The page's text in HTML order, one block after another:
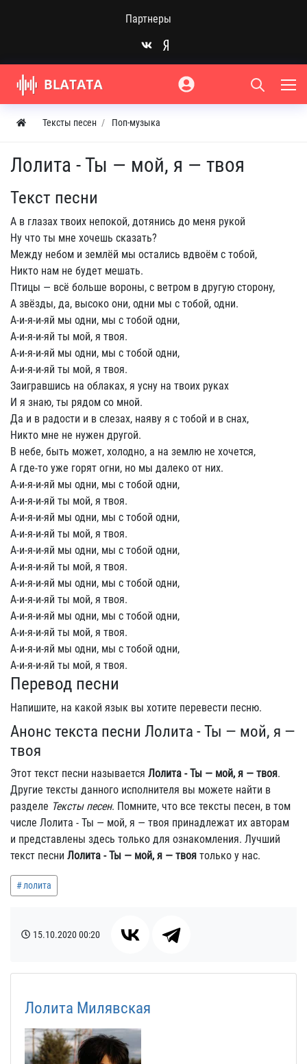
Партнеры
Тексты песен Поп-музыка
Лолита - Ты — мой, я — твоя
Текст песни
А в глазах твоих непокой, дотянись до меня рукой
Ну что ты мне хочешь сказать?
Между небом и землёй мы остались вдвоём с тобой,
Никто нам не будет мешать.
Птицы — всё больше вороны, с ветром в другую сторону,
А звёзды, да, высоко они, одни мы с тобой, одни.
А-и-я-и-яй мы одни, мы с тобой одни,
А-и-я-и-яй ты мой, я твоя.
А-и-я-и-яй мы одни, мы с тобой одни,
А-и-я-и-яй ты мой, я твоя.
Заигравшись на облаках, я усну на твоих руках
И я знаю, ты рядом со мной.
Да и в радости и в слезах, наяву я с тобой и в снах,
Никто мне не нужен другой.
В небе, быть может, холодно, а на землю не хочется,
А где-то уже горят огни, но мы далеко от них.
А-и-я-и-яй мы одни, мы с тобой одни,
А-и-я-и-яй ты мой, я твоя.
А-и-я-и-яй мы одни, мы с тобой одни,
А-и-я-и-яй ты мой, я твоя.
А-и-я-и-яй мы одни, мы с тобой одни,
А-и-я-и-яй ты мой, я твоя.
А-и-я-и-яй мы одни, мы с тобой одни,
А-и-я-и-яй ты мой, я твоя.
А-и-я-и-яй мы одни, мы с тобой одни,
А-и-я-и-яй ты мой, я твоя.
А-и-я-и-яй мы одни, мы с тобой одни,
А-и-я-и-яй ты мой, я твоя.
Перевод песни
Напишите, на какой язык вы хотите перевести песню.
Анонс текста песни Лолита - Ты — мой, я —
твоя
Этот текст песни называется Лолита - Ты — мой, я — твоя.
Другие тексты данного исполнителя вы можете найти в
разделе Тексты песен. Помните, что все тексты песен, в том
числе Лолита - Ты — мой, я — твоя принадлежат их авторам
и представлены здесь только для ознакомления. Лучший
текст песни Лолита - Ты — мой, я — твоя только у нас.
лолита
15.10.202000:20
Лолита Милявская